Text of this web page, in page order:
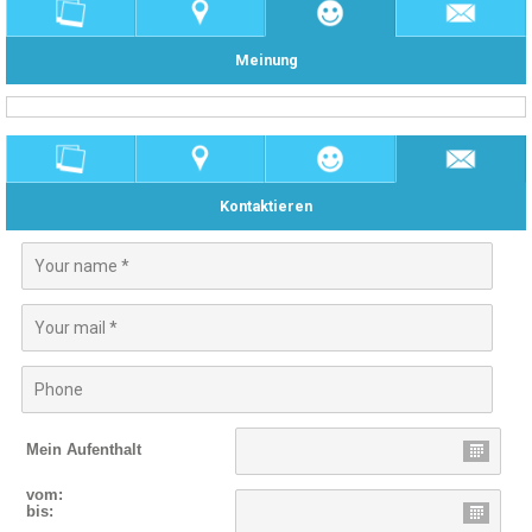
Meinung
Kontaktieren
Mein Aufenthalt
vom:
bis: